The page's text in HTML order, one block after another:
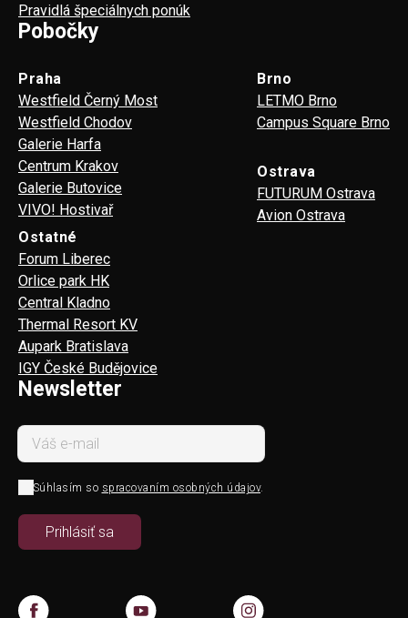
Pravidlá špeciálnych ponúk
Pobočky
Praha
Westfield Černý Most
Westfield Chodov
Galerie Harfa
Centrum Krakov
Galerie Butovice
VIVO! Hostivař
Brno
LETMO Brno
Campus Square Brno
Ostrava
FUTURUM Ostrava
Avion Ostrava
Ostatné
Forum Liberec
Orlice park HK
Central Kladno
Thermal Resort KV
Aupark Bratislava
IGY České Budějovice
Newsletter
Súhlasím so spracovaním osobných údajov.